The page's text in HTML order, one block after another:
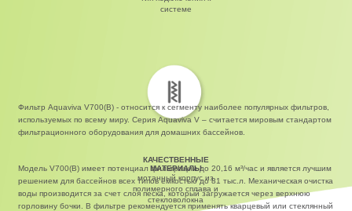
системе
КАЧЕСТВЕННЫЕ
МАТЕРИАЛЫ
мотанный корпус из
полимерного сплава и
стекловолокна
Фильтр Aquaviva V700(B) - относится к сегменту наиболее популярных фильтров,
используемых по всему миру. Серия Aquaviva V – считается мировым стандартом
фильтрационного оборудования для домашних бассейнов.
Модель V700(B) имеет потенциал фильтрации до 20,16 м³/час и является лучшим
решением для бассейнов всех типов емкостью до 81 тыс.л. Механическая очистка
воды производится за счет слоя песка, который загружается через верхнюю
горловину бочки. В фильтре рекомендуется применять кварцевый или стеклянный